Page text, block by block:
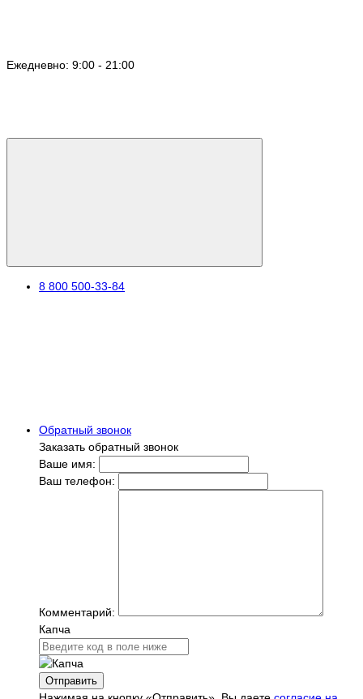
Ежедневно: 9:00 - 21:00
8 800 500-33-84
Обратный звонок
Заказать обратный звонок
Ваше имя:
Ваш телефон:
Комментарий:
Капча
Отправить